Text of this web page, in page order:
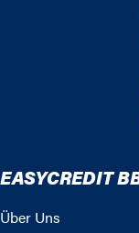
EASYCREDIT
Über Uns